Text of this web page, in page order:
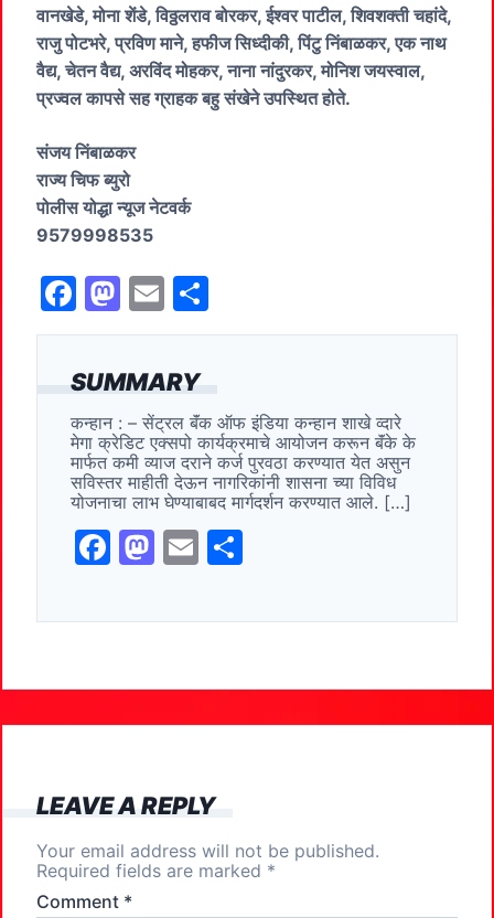
SUMMARY
कन्हान : – सेंट्रल बॅंक ऑफ इंडिया कन्हान शाखे व्दारे
मेगा क्रेडिट एक्सपो कार्यक्रमाचे आयोजन करून बॅंके के
मार्फत कमी व्याज दराने कर्ज पुरवठा करण्यात येत असुन
सविस्तर माहीती देऊन नागरिकांनी शासना च्या विविध
योजनाचा लाभ घेण्याबाबद मार्गदर्शन करण्यात आले. […]
F
c
b
o
k
M
st
d
o
E
ai ar
वानखेडे, मोना शेंडे, विठ्ठलराव बोरकर, ईश्वर पाटील, शिवशक्ती चहांदे,
राजु पोटभरे, प्रविण माने, हफीज सिध्दीकी, पिंटु निंबाळकर, एक नाथ
वैद्य, चेतन वैद्य, अरविंद मोहकर, नाना नांदुरकर, मोनिश जयस्वाल,
प्रज्वल कापसे सह ग्राहक बहु संखेने उपस्थित होते.
संजय निंबाळकर
राज्य चिफ ब्युरो
पोलीस योद्धा न्यूज नेटवर्क
9579998535
F
a
c
e
b
o
o
k
M
a
st
o
d
o
n
E
m
ai
l
h
LEAVE A REPLY
Your email address will not be published.
Required fields are marked *
Comment *